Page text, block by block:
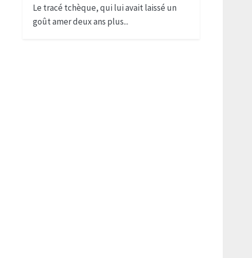
Le tracé tchèque, qui lui avait laissé un
goût amer deux ans plus...